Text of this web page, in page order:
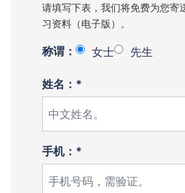
请填写下表，我们将免费为您寄
习资料（电子版）。
称谓： 女士 先生
姓名：*
手机：*